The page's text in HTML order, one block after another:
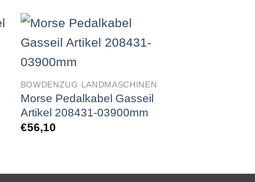
BOWDENZUG LANDMASCHINEN
Morse Pedalkabel Gasseil
Artikel 208431-03900mm
€56,10